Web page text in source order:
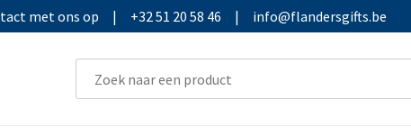
met ons op | +32 51 20 58 46 | info@flandersgifts.be